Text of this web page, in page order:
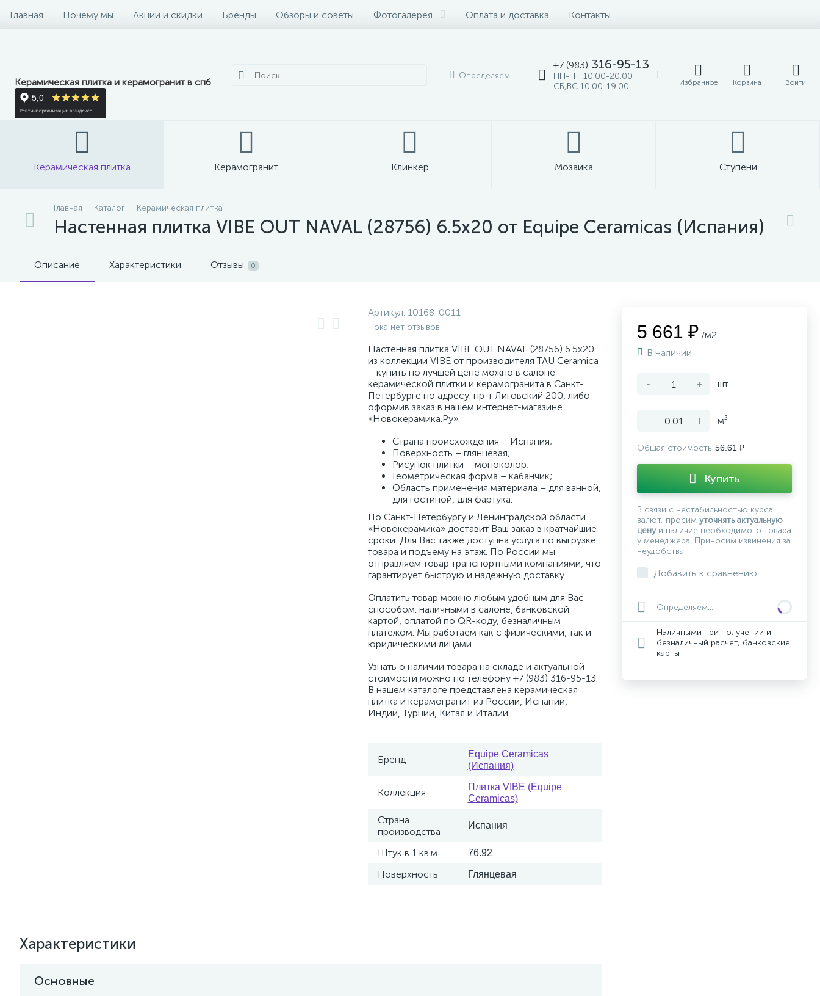
Главная Почему мы Акции и скидки Бренды Обзоры и советы Фотогалерея Оплата и доставка Контакты
Керамическая плитка и керамогранит в спб
Определяем...
+7 (983) 316-95-13
ПН-ПТ 10:00-20:00
СБ,ВС 10:00-19:00
Избранное Корзина Войти
Керамическая плитка Керамогранит Клинкер Мозаика Ступени
Главная Каталог Керамическая плитка
Настенная плитка VIBE OUT NAVAL (28756) 6.5x20 от Equipe Ceramicas (Испания)
Описание Характеристики Отзывы 0
Артикул: 10168-0011
Пока нет отзывов
Настенная плитка VIBE OUT NAVAL (28756) 6.5x20
из коллекции VIBE от производителя TAU Ceramica
– купить по лучшей цене можно в салоне
керамической плитки и керамогранита в Санкт-
Петербурге по адресу: пр-т Лиговский 200, либо
оформив заказ в нашем интернет-магазине
«Новокерамика.Ру».
Страна происхождения – Испания;
Поверхность – глянцевая;
Рисунок плитки – моноколор;
Геометрическая форма – кабанчик;
Область применения материала – для ванной,
для гостиной, для фартука.
По Санкт-Петербургу и Ленинградской области
«Новокерамика» доставит Ваш заказ в кратчайшие
сроки. Для Вас также доступна услуга по выгрузке
товара и подъему на этаж. По России мы
отправляем товар транспортными компаниями, что
гарантирует быструю и надежную доставку.
Оплатить товар можно любым удобным для Вас
способом: наличными в салоне, банковской
картой, оплатой по QR-коду, безналичным
платежом. Мы работаем как с физическими, так и
юридическими лицами.
Узнать о наличии товара на складе и актуальной
стоимости можно по телефону +7 (983) 316-95-13.
В нашем каталоге представлена керамическая
плитка и керамогранит из России, Испании,
Индии, Турции, Китая и Италии.
Бренд
Equipe Ceramicas
(Испания)
Коллекция
Плитка VIBE (Equipe
Ceramicas)
Страна
производства
Испания
Штук в 1 кв.м. 76.92
Поверхность Глянцевая
Характеристики
Основные
5 661 ₽ /м2
В наличии
- + шт.
- + м²
Общая стоимость 56.61 ₽
Купить
В связи с нестабильностью курса
валют, просим уточнять актуальную
ценуи наличие необходимого товара
у менеджера. Приносим извинения за
неудобства.
Добавить к сравнению
Определяем...
Наличными при получении и
безналичный расчет, банковские
карты